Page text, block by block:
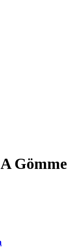
Gömme